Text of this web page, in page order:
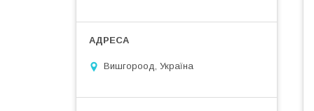
Вишгороод, Україна